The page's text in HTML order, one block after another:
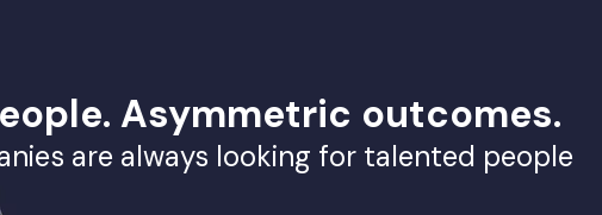
Asymmetric outcomes.
are always looking for talented people